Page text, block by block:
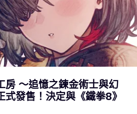
房 ～追憶之鍊金術士與幻
發售！決定與《鐵拳8》